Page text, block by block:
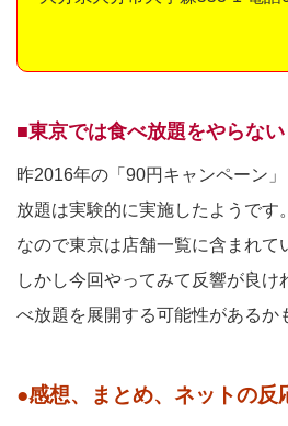
■東京では食べ放題をやらない
昨2016年の「90円キャンペーン
放題は実験的に実施したようです。
なので東京は店舗一覧に含まれて
しかし今回やってみて反響が良け
べ放題を展開する可能性があるか
●感想、まとめ、ネットの反